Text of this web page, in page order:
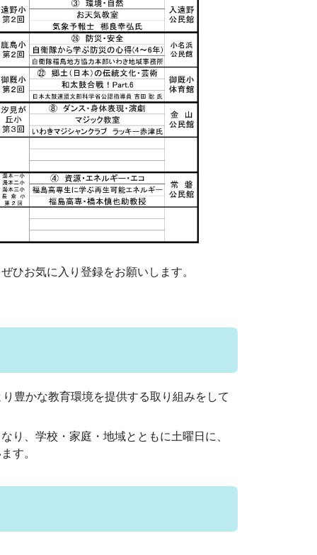
ひお気に入り登録をお願いします。
豊かな教育環境を提供する取り組みをして
、学校・家庭・地域とともに土曜日に、
す。